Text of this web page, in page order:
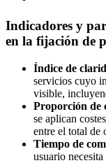
Indicadores y
en la fijación de
Índice de
servicios cuyo
visible,
Proporción de
se aplican
entre el total de
Tiempo de
usuario